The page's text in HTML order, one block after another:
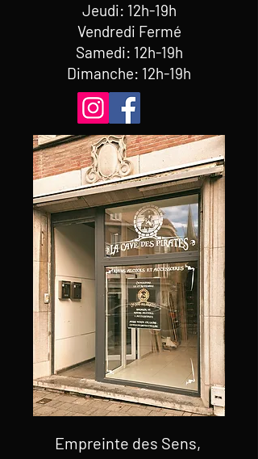
Jeudi: 12h-19h
Vendredi Fermé
Samedi: 12h-19h
Dimanche: 12h-19h
Empreinte des Sens,